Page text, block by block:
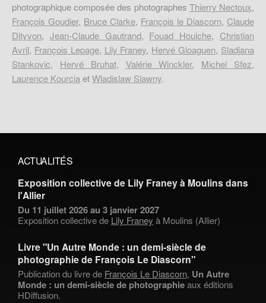
photographique composée des photographes Thierry Nectoux,
François Goudier, Bruce Clarke, François le Diascorn, Claude
Dityvon, Jean-Claude Gautrand, Fouad Houiche, Christian
Avril, François Lepage, Lily Franey, Hervé Gloaguen, Sladjana
Stankovic, Hervé Bruhat, Valérie Winckler, Michel Sfez,
Laurence KourciaetWladislaw Slawny.
ACTUALITÉS
Exposition collective de Lily Franey à Moulins dans
l'Allier
Du 11 juillet 2026 au 3 janvier 2027
Exposition collective de Lily Franey à Moulins (Allier)
Livre "Un Autre Monde : un demi-siècle de
photographie de François Le Diascorn"
Publication du livre de François Le Diascorn, Un Autre
Monde : un demi-siècle de photographieaux éditions
HDiffusion.